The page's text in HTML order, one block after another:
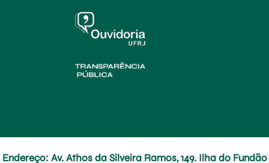
Endereço: Av. Athos da Silveira Ramos, 149. Ilha do Fundão